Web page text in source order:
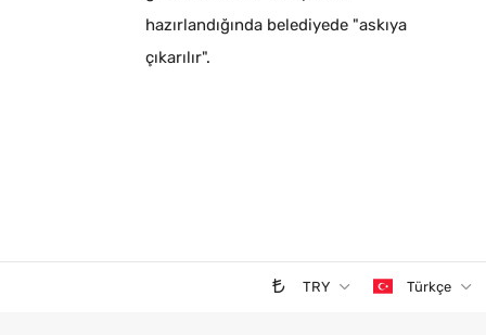
hazırlandığında belediyede "askıya
çıkarılır".
TRY Türkçe